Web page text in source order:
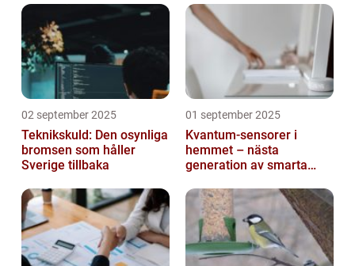
02 september 2025
Teknikskuld: Den osynliga
bromsen som håller
Sverige tillbaka
01 september 2025
Kvantum-sensorer i
hemmet – nästa
generation av smarta